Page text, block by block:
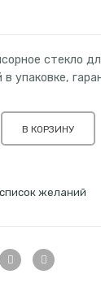
стекло
в упаковке,
В КОРЗИНУ
желаний